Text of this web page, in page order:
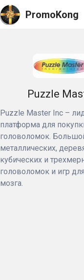
PromoKong
Puzzle
Puzzle Master Inc –
платформа для
головоломок.
металлических,
кубических и
головоломок и игр
мозга.